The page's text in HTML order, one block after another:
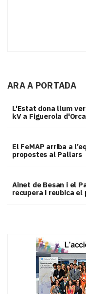
ARA A PORTADA
L'Estat dona llum
kV a Figuerola
El FeMAP arriba a
propostes al Pallars
Ainet de Besan i el
recupera i reubica